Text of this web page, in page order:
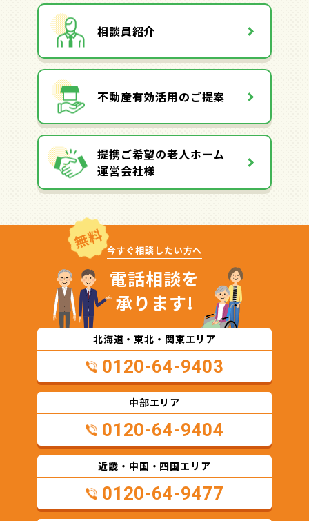
相談員紹介
不動産有効活用のご提案
提携ご希望の老人ホーム
運営会社様
無料 今すぐ相談したい方へ
電話相談を
承ります!
北海道・東北・関東エリア
0120-64-9403
中部エリア
0120-64-9404
近畿・中国・四国エリア
0120-64-9477